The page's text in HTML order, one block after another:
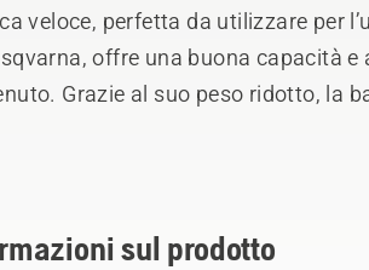
veloce, perfetta da utilizzare per
offre una buona capacità
Grazie al suo peso ridotto, la
sul prodotto